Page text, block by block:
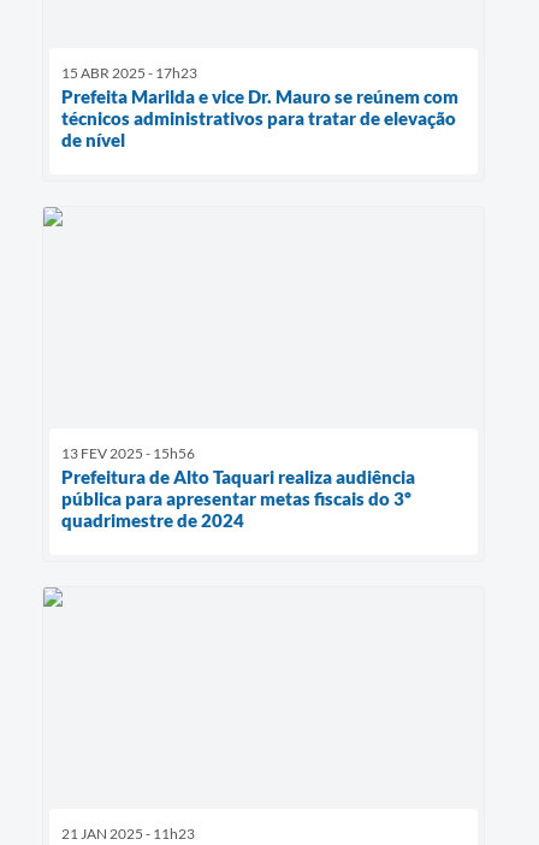
15 ABR 2025 - 17h23
Prefeita Marilda e vice Dr. Mauro se reúnem com
técnicos administrativos para tratar de elevação
de nível
13 FEV 2025 - 15h56
Prefeitura de Alto Taquari realiza audiência
pública para apresentar metas fiscais do 3º
quadrimestre de 2024
21 JAN 2025 - 11h23